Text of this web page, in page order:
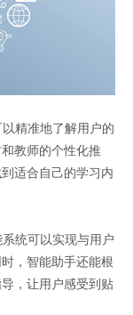
精准地了解用户的
教师的个性化推
适合自己的学习内
统可以实现与用户
，智能助手还能根
，让用户感受到贴